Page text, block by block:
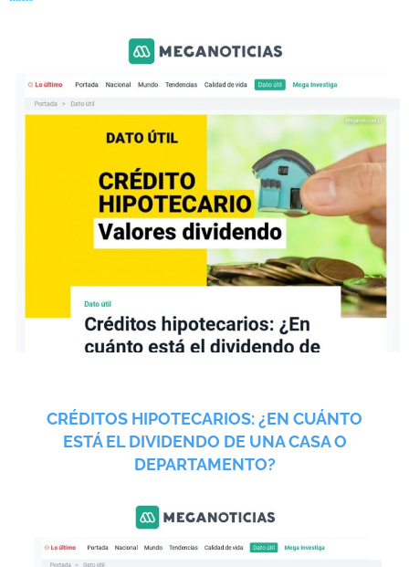
CRÉDITOS HIPOTECARIOS: ¿EN CUÁNTO
ESTÁ EL DIVIDENDO DE UNA CASA O
DEPARTAMENTO?